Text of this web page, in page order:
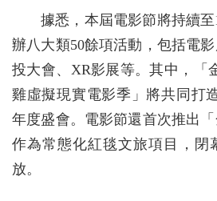
據悉，本屆電影節將持續
辦八大類50餘項活動，包括電
投大會、XR影展等。其中，「
雞虛擬現實電影季」將共同打
年度盛會。電影節還首次推出「
作為常態化紅毯文旅項目，閉
放。